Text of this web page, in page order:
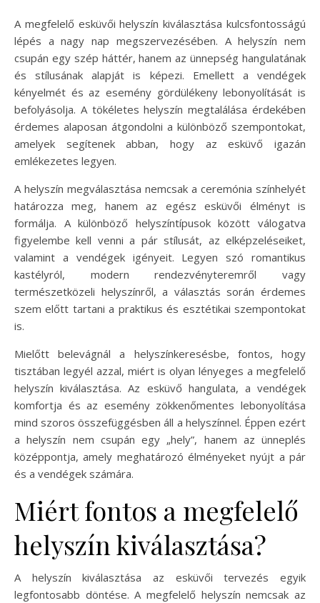
A megfelelő esküvői helyszín kiválasztása kulcsfontosságú
lépés a nagy nap megszervezésében. A helyszín nem
csupán egy szép háttér, hanem az ünnepség hangulatának
és stílusának alapját is képezi. Emellett a vendégek
kényelmét és az esemény gördülékeny lebonyolítását is
befolyásolja. A tökéletes helyszín megtalálása érdekében
érdemes alaposan átgondolni a különböző szempontokat,
amelyek segítenek abban, hogy az esküvő igazán
emlékezetes legyen.
A helyszín megválasztása nemcsak a ceremónia színhelyét
határozza meg, hanem az egész esküvői élményt is
formálja. A különböző helyszíntípusok között válogatva
figyelembe kell venni a pár stílusát, az elképzeléseiket,
valamint a vendégek igényeit. Legyen szó romantikus
kastélyról, modern rendezvényteremről vagy
természetközeli helyszínről, a választás során érdemes
szem előtt tartani a praktikus és esztétikai szempontokat
is.
Mielőtt belevágnál a helyszínkeresésbe, fontos, hogy
tisztában legyél azzal, miért is olyan lényeges a megfelelő
helyszín kiválasztása. Az esküvő hangulata, a vendégek
komfortja és az esemény zökkenőmentes lebonyolítása
mind szoros összefüggésben áll a helyszínnel. Éppen ezért
a helyszín nem csupán egy „hely”, hanem az ünneplés
középpontja, amely meghatározó élményeket nyújt a pár
és a vendégek számára.
Miért fontos a megfelelő
helyszín kiválasztása?
A helyszín kiválasztása az esküvői tervezés egyik
legfontosabb döntése. A megfelelő helyszín nemcsak az